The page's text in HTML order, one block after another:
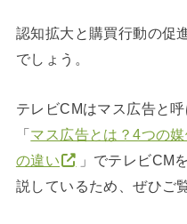
認知拡大と購買行動の促
でしょう。
テレビCMはマス広告と
「マス広告とは？4つの
の違い
」でテレビCM
説しているため、ぜひご